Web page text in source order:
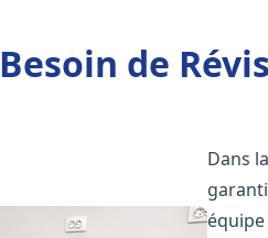
Besoin de
Dans